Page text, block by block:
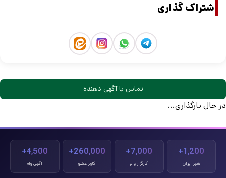
اشتراک گذاری
تماس با آگهی دهنده
در حال بارگذاری...
1,200+
شهر ایران
7,000+
کارگزار وام
260,000+
کاربر عضو
4,500+
آگهی وام